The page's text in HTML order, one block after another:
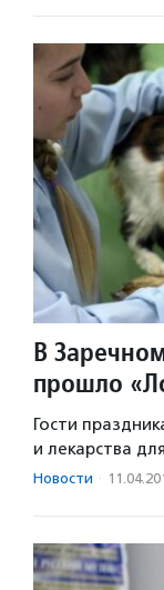
В
прошло
Гости
и лекарства
Новости ·